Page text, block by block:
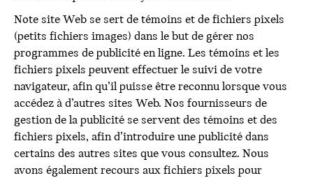
Note site Web se sert de témoins et de fichiers pixels
(petits fichiers images) dans le but de gérer nos
programmes de publicité en ligne. Les témoins et les
fichiers pixels peuvent effectuer le suivi de votre
navigateur, afin qu’il puisse être reconnu lorsque vous
accédez à d’autres sites Web. Nos fournisseurs de
gestion de la publicité se servent des témoins et des
fichiers pixels, afin d’introduire une publicité dans
certains des autres sites que vous consultez. Nous
avons également recours aux fichiers pixels pour